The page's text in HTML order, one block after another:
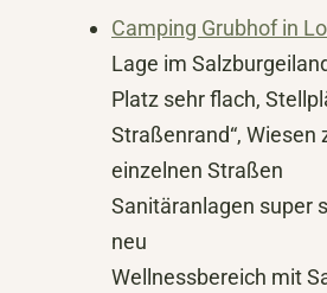
Camping Grubhof in
Lage im
Platz sehr flach,
Straßenrand“, Wiesen
einzelnen Straßen
Sanitäranlagen super
neu
Wellnessbereich mit